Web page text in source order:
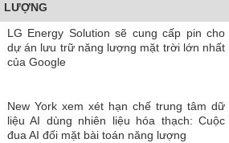
LƯỢNG
LG Energy Solution sẽ cung cấp pin cho
dự án lưu trữ năng lượng mặt trời lớn nhất
của Google
New York xem xét hạn chế trung tâm dữ
liệu AI dùng nhiên liệu hóa thạch: Cuộc
đua AI đối mặt bài toán năng lượng